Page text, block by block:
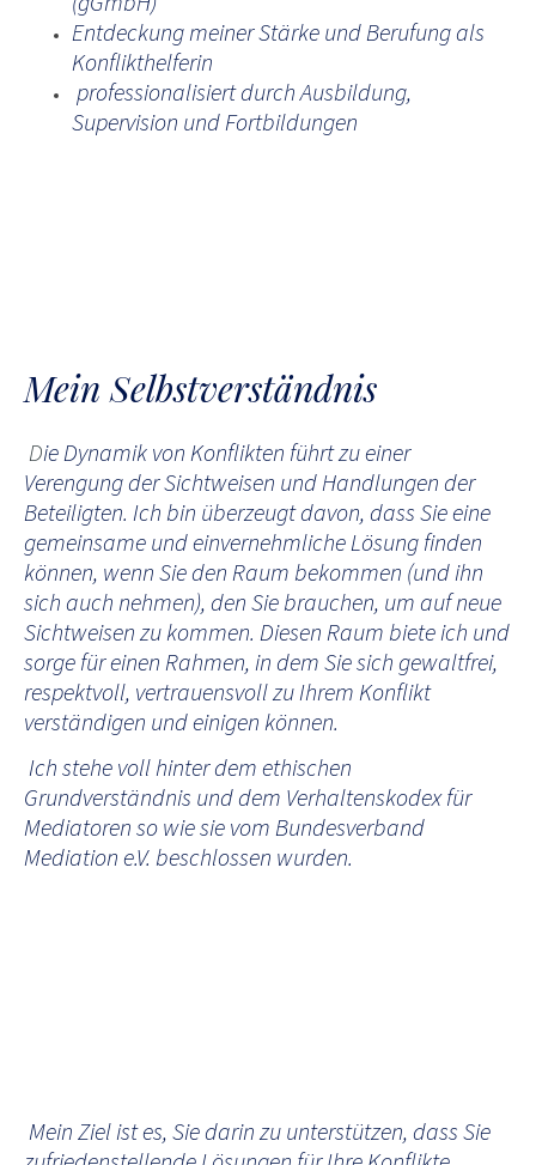
Entdeckung meiner Stärke und Berufung als
Konflikthelferin
professionalisiert durch Ausbildung,
Supervision und Fortbildungen
Mein Selbstverständnis
Die Dynamik von Konflikten führt zu einer
Verengung der Sichtweisen und Handlungen der
Beteiligten. Ich bin überzeugt davon, dass Sie eine
gemeinsame und einvernehmliche Lösung finden
können, wenn Sie den Raum bekommen (und ihn
sich auch nehmen), den Sie brauchen, um auf neue
Sichtweisen zu kommen. Diesen Raum biete ich und
sorge für einen Rahmen, in dem Sie sich gewaltfrei,
respektvoll, vertrauensvoll zu Ihrem Konflikt
verständigen und einigen können.
Ich stehe voll hinter dem ethischen
Grundverständnis und dem Verhaltenskodex für
Mediatoren so wie sie vom Bundesverband
Mediation e.V. beschlossen wurden.
Mein Ziel ist es, Sie darin zu unterstützen, dass Sie